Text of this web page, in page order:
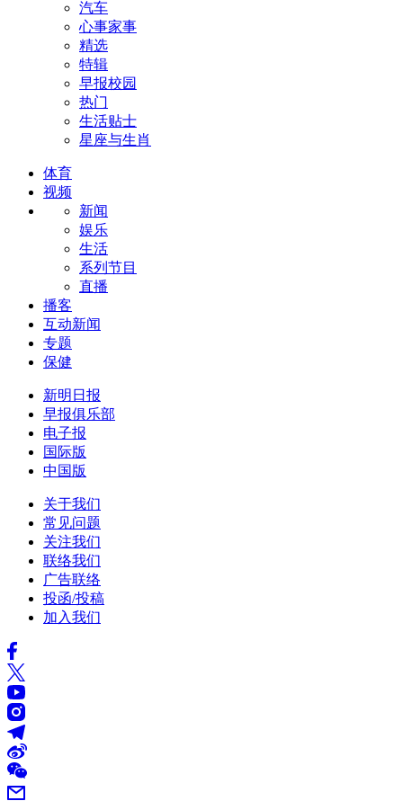
汽车
心事家事
精选
特辑
早报校园
热门
生活贴士
星座与生肖
体育
视频
新闻
娱乐
生活
系列节目
直播
播客
互动新闻
专题
保健
新明日报
早报俱乐部
电子报
国际版
中国版
关于我们
常见问题
关注我们
联络我们
广告联络
投函/投稿
加入我们